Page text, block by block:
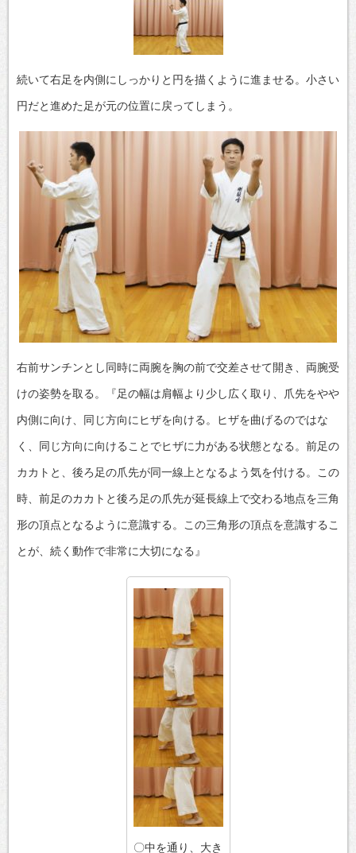
続いて右足を内側にしっかりと円を描くように進ませる。小さい
円だと進めた足が元の位置に戻ってしまう。
右前サンチンとし同時に両腕を胸の前で交差させて開き、両腕受
けの姿勢を取る。『足の幅は肩幅より少し広く取り、爪先をやや
内側に向け、同じ方向にヒザを向ける。ヒザを曲げるのではな
く、同じ方向に向けることでヒザに力がある状態となる。前足の
カカトと、後ろ足の爪先が同一線上となるよう気を付ける。この
時、前足のカカトと後ろ足の爪先が延長線上で交わる地点を三角
形の頂点となるように意識する。この三角形の頂点を意識するこ
とが、続く動作で非常に大切になる』
〇中を通り、大き